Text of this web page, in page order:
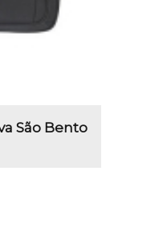
São Bento